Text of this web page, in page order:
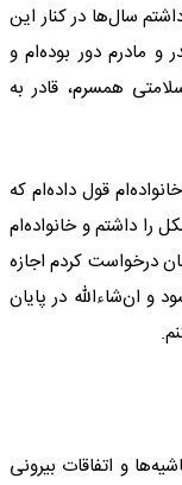
سال‌ها در کنار این
و مادرم دور بوده‌ام و
همسرم، قادر به
قول داده‌ام که
را داشتم و خانواده‌ام
درخواست کردم اجازه
و ان‌شاءالله در پایان
و اتفاقات بیرونی